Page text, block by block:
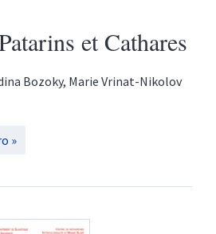
et Cathares
Bozoky, Marie Vrinat-Nikolov